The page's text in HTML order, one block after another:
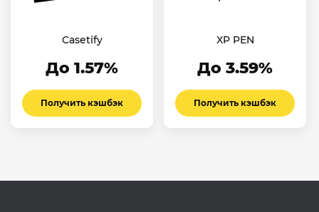
Casetify
До 1.57%
Получить кэшбэк
XP PEN
До 3.59%
Получить кэшбэк